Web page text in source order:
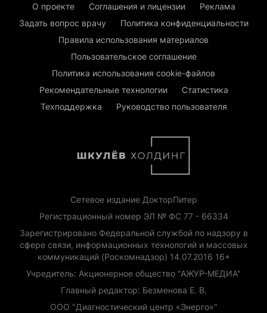
О проекте Соглашения и лицензии
Реклама
Задать вопрос врачу
Политика конфиденциальности
Правила использования материалов
Пользовательское соглашение
Политика использования cookie-файлов
Рекомендательные технологии
Статистика
Техподдержка
Руководство пользователя
Сетевое издание ДокторПитер
Регистрационный номер ЭЛ № ФС 77 - 66334
Зарегистрировано Федеральной службой по надзору в
сфере связи, информационных технологий и массовых
коммуникаций (Роскомнадзор) 14.07.2016 16+
Учредитель: Акционерное общество "АЖУР-МЕДИА"
Главный редактор: Безменова Е. В.
ООО "Диагностический центр «Энерго»"